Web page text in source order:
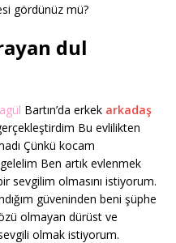
gördünüz mü?
dul
Bartın’da erkek arkadaş
Bu evlilikten
Çünkü kocam
Ben artık evlenmek
sevgilim olmasını istiyorum.
güveninden beni şüphe
olmayan dürüst ve
olmak istiyorum.